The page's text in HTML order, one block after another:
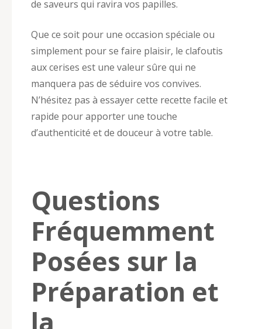
de saveurs qui ravira vos papilles.
Que ce soit pour une occasion spéciale ou
simplement pour se faire plaisir, le clafoutis
aux cerises est une valeur sûre qui ne
manquera pas de séduire vos convives.
N’hésitez pas à essayer cette recette facile et
rapide pour apporter une touche
d’authenticité et de douceur à votre table.
Questions
Fréquemment
Posées sur la
Préparation et